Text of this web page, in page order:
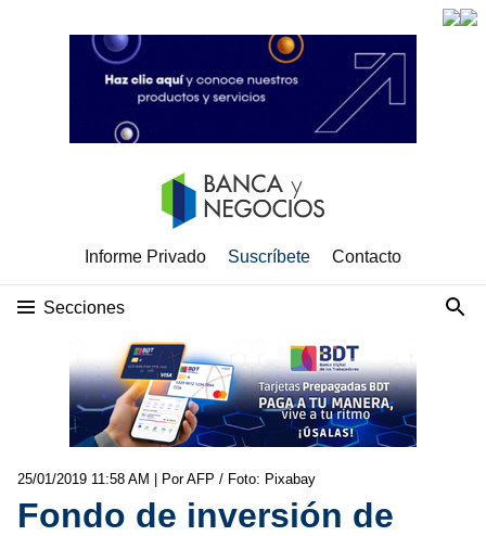
Informe Privado Suscríbete Contacto
Secciones
25/01/2019 11:58 AM | Por AFP / Foto: Pixabay
Fondo de inversión de